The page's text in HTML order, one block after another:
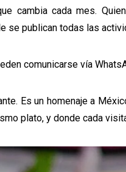
cambia cada mes.
se publican todas las
comunicarse vía
Es un homenaje a
plato, y donde cada